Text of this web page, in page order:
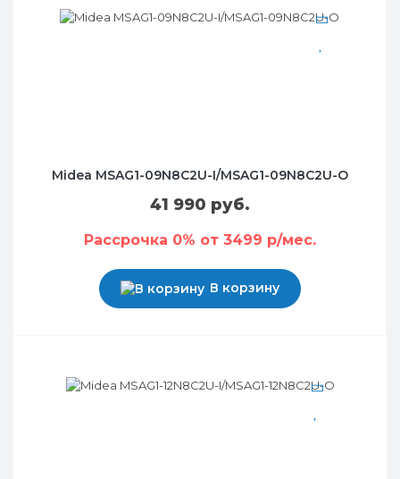
Midea MSAG1-09N8C2U-I/MSAG1-09N8C2U-O
41 990 руб.
Рассрочка 0% от 3499 р/мес.
В корзину